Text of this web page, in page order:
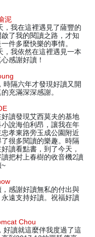
泥
，我在這裡遇見了薩豐的
啟了我的閱讀之路，才知
件多麼快樂的事情。
，我依然在這裡遇見一本
感謝好讀！
時隔六年才發現好讀又開
充滿深深感謝。
讀發現艾西莫夫的基地
說海伯利昂，讓我在年
孝東路旁玉成公園附近
很多閱讀的樂趣。時隔
讀看點書，到了今天，
把村上春樹的收音機2讀
~
感謝好讀無私的付出與
遠支持好讀。祝福好讀
Chou
好讀就這麼伴我度過了這